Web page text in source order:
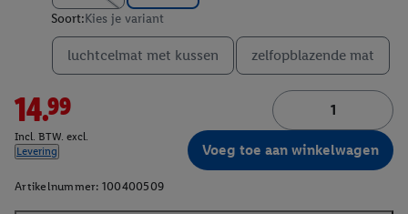
Soort:Kies je variant
luchtcelmat met kussen zelfopblazende mat
14.99
Incl. BTW. excl.
Levering
Voeg toe aan winkelwagen
Artikelnummer: 100400509